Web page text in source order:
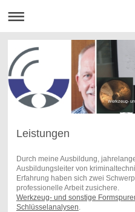
Werkzeug-
Leistungen
Durch meine Ausbildung,
Ausbildungsleiter von
Erfahrung haben sich zwei
professionelle Arbeit zusichere.
Werkzeug- und sonstige
Schlüsselanalysen.